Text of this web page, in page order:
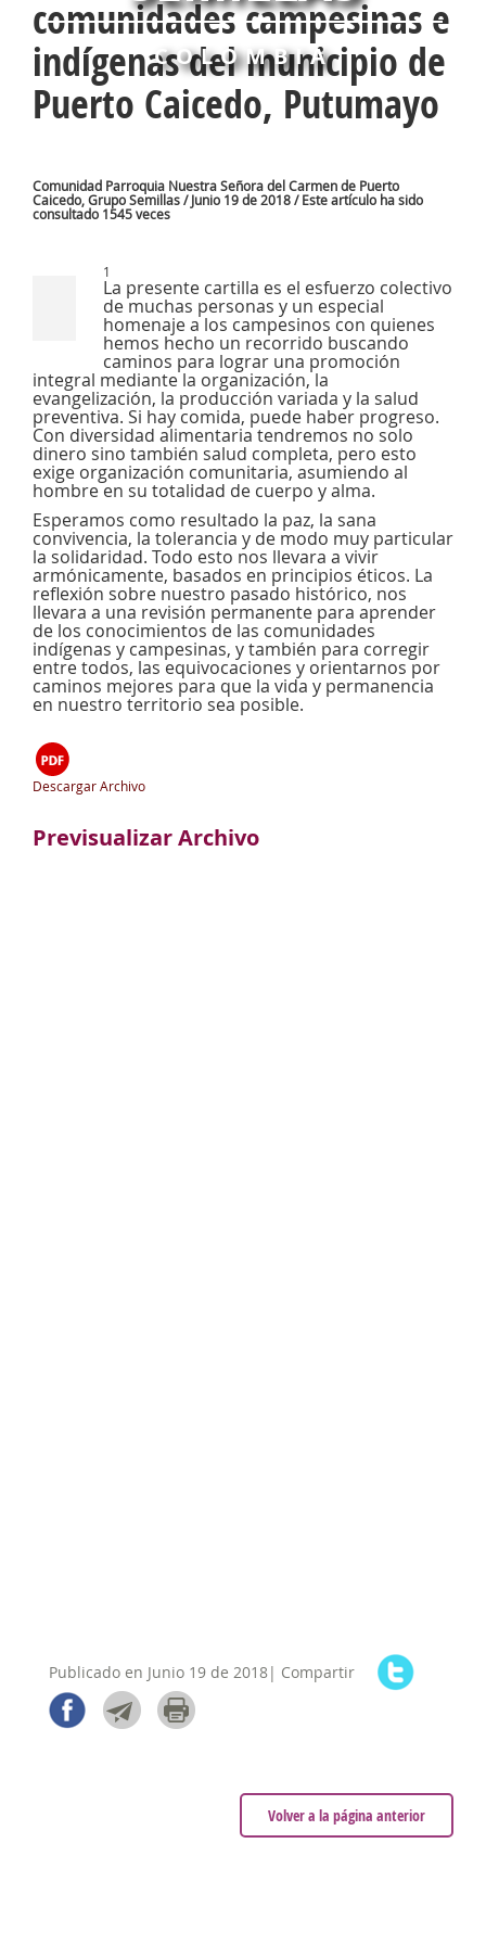
COLOMBIA
comunidades campesinas e
indígenas del municipio de
Puerto Caicedo, Putumayo
Comunidad Parroquia Nuestra Señora del Carmen de Puerto
Caicedo, Grupo Semillas / Junio 19 de 2018 / Este artículo ha sido
consultado 1545 veces
1
La presente cartilla es el esfuerzo colectivo
de muchas personas y un especial
homenaje a los campesinos con quienes
hemos hecho un recorrido buscando
caminos para lograr una promoción
integral mediante la organización, la
evangelización, la producción variada y la salud
preventiva. Si hay comida, puede haber progreso.
Con diversidad alimentaria tendremos no solo
dinero sino también salud completa, pero esto
exige organización comunitaria, asumiendo al
hombre en su totalidad de cuerpo y alma.
Esperamos como resultado la paz, la sana
convivencia, la tolerancia y de modo muy particular
la solidaridad. Todo esto nos llevara a vivir
armónicamente, basados en principios éticos. La
reflexión sobre nuestro pasado histórico, nos
llevara a una revisión permanente para aprender
de los conocimientos de las comunidades
indígenas y campesinas, y también para corregir
entre todos, las equivocaciones y orientarnos por
caminos mejores para que la vida y permanencia
en nuestro territorio sea posible.
Descargar Archivo
Previsualizar Archivo
Publicado en Junio 19 de 2018| Compartir
Volver a la página anterior